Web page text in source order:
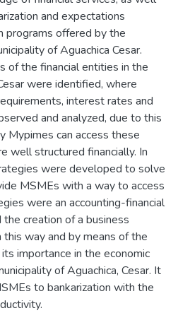
and expectations
programs offered by the
of Aguachica Cesar.
of the financial entities in the
were identified, where
interest rates and
and analyzed, due to this
Mypimes can access these
well structured financially. In
were developed to solve
MSMEs with a way to access
were an accounting-financial
creation of a business
this way and by means of the
importance in the economic
of Aguachica, Cesar. It
to bankarization with the